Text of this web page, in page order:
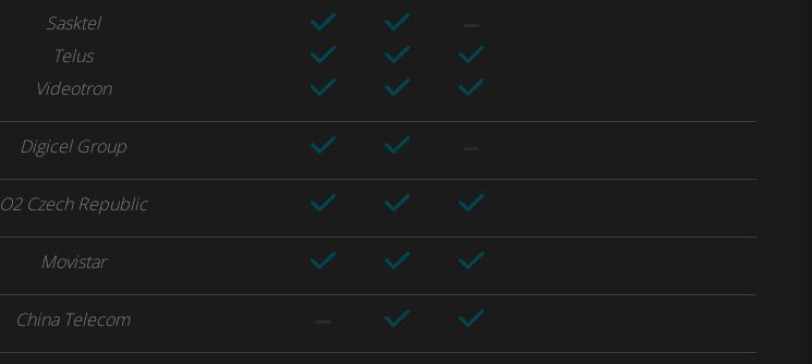
Sasktel
Telus
Videotron
Digicel Group
O2 Czech Republic
Movistar
China Telecom